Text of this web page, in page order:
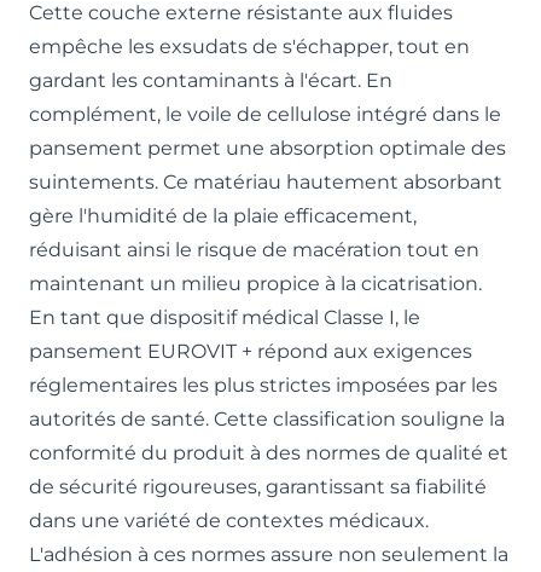
Cette couche externe résistante aux fluides
empêche les exsudats de s'échapper, tout en
gardant les contaminants à l'écart. En
complément, le voile de cellulose intégré dans le
pansement permet une absorption optimale des
suintements. Ce matériau hautement absorbant
gère l'humidité de la plaie efficacement,
réduisant ainsi le risque de macération tout en
maintenant un milieu propice à la cicatrisation.
En tant que dispositif médical Classe I, le
pansement EUROVIT + répond aux exigences
réglementaires les plus strictes imposées par les
autorités de santé. Cette classification souligne la
conformité du produit à des normes de qualité et
de sécurité rigoureuses, garantissant sa fiabilité
dans une variété de contextes médicaux.
L'adhésion à ces normes assure non seulement la